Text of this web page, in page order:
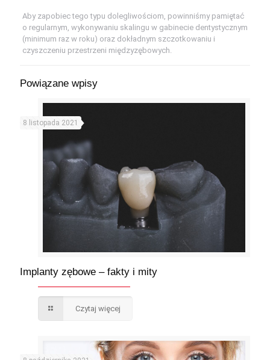
Aby zapobiec tego typu dolegliwościom, powinniśmy pamiętać
o regularnym, wykonywaniu skalingu w gabinecie dentystycznym
(minimum raz w roku) oraz dokładnym szczotkowaniu i
czyszczeniu przestrzeni międzyzębowych.
Powiązane wpisy
8 listopada 2021
Implanty zębowe – fakty i mity
Czytaj więcej